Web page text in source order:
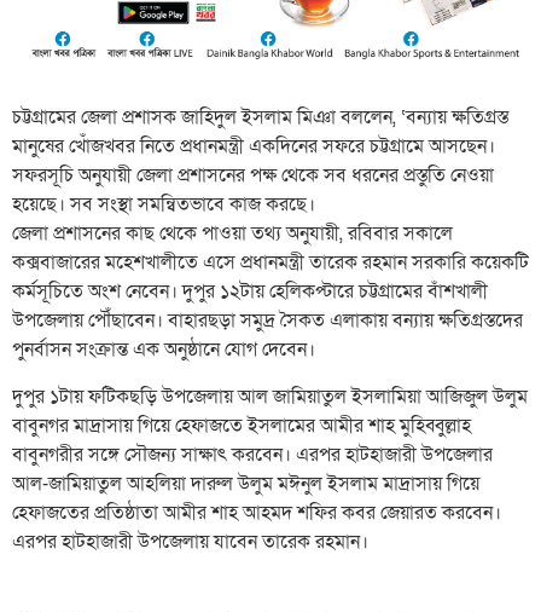
চট্টগ্রামের জেলা প্রশাসক জাহিদুল ইসলাম মিঞা বললেন, ‘বন্যায় ক্ষতিগ্রস্ত
মানুষের খোঁজখবর নিতে প্রধানমন্ত্রী একদিনের সফরে চট্টগ্রামে আসছেন।
সফরসূচি অনুযায়ী জেলা প্রশাসনের পক্ষ থেকে সব ধরনের প্রস্তুতি নেওয়া
হয়েছে। সব সংস্থা সমন্বিতভাবে কাজ করছে।
জেলা প্রশাসনের কাছ থেকে পাওয়া তথ্য অনুযায়ী, রবিবার সকালে
কক্সবাজারের মহেশখালীতে এসে প্রধানমন্ত্রী তারেক রহমান সরকারি কয়েকটি
কর্মসূচিতে অংশ নেবেন। দুপুর ১২টায় হেলিকপ্টারে চট্টগ্রামের বাঁশখালী
উপজেলায় পৌঁছাবেন। বাহারছড়া সমুদ্র সৈকত এলাকায় বন্যায় ক্ষতিগ্রস্তদের
পুনর্বাসন সংক্রান্ত এক অনুষ্ঠানে যোগ দেবেন।
দুপুর ১টায় ফটিকছড়ি উপজেলায় আল জামিয়াতুল ইসলামিয়া আজিজুল উলুম
বাবুনগর মাদ্রাসায় গিয়ে হেফাজতে ইসলামের আমীর শাহ মুহিব্বুল্লাহ
বাবুনগরীর সঙ্গে সৌজন্য সাক্ষাৎ করবেন। এরপর হাটহাজারী উপজেলার
আল-জামিয়াতুল আহলিয়া দারুল উলুম মঈনুল ইসলাম মাদ্রাসায় গিয়ে
হেফাজতের প্রতিষ্ঠাতা আমীর শাহ আহমদ শফির কবর জেয়ারত করবেন।
এরপর হাটহাজারী উপজেলায় যাবেন তারেক রহমান।